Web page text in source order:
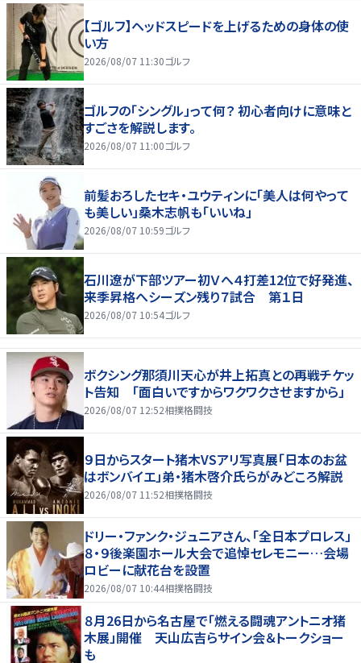
【ゴルフ】ヘッドスピードを上げるための身体の使
い方
2026/08/07 11:30ゴルフ
ゴルフの「シングル」って何？ 初心者向けに意味と
すごさを解説します。
2026/08/07 11:00ゴルフ
前髪おろしたセキ・ユウティンに「美人は何やって
も美しい」桑木志帆も「いいね」
2026/08/07 10:59ゴルフ
石川遼が下部ツアー初Ｖへ４打差12位で好発進、
来季昇格へシーズン残り７試合 第１日
2026/08/07 10:54ゴルフ
ボクシング那須川天心が井上拓真との再戦チケッ
ト告知 「面白いですからワクワクさせますから」
2026/08/07 12:52相撲格闘技
９日からスタート猪木VSアリ写真展「日本のお盆
はボンバイエ」弟・猪木啓介氏らがみどころ解説
2026/08/07 11:52相撲格闘技
ドリー・ファンク・ジュニアさん、「全日本プロレス」
８・９後楽園ホール大会で追悼セレモニー…会場
ロビーに献花台を設置
2026/08/07 10:44相撲格闘技
８月26日から名古屋で「燃える闘魂アントニオ猪
木展」開催 天山広吉らサイン会＆トークショー
も